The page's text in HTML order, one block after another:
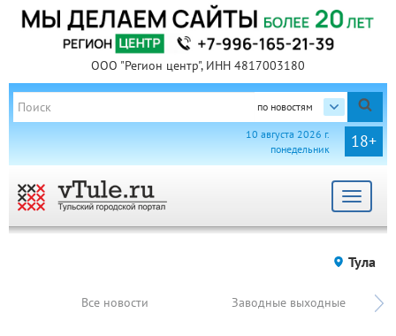
ООО "Регион центр", ИНН 4817003180
по новостям
18+
10 августа 2026 г.
понедельник
Toggle
Тула
Все новости Заводные выходные